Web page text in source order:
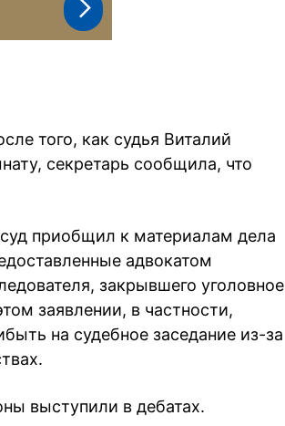
того, как судья Виталий
секретарь сообщила, что
приобщил к материалам дела
адвокатом
закрывшего уголовное
заявлении, в частности,
на судебное заседание из-за
выступили в дебатах.